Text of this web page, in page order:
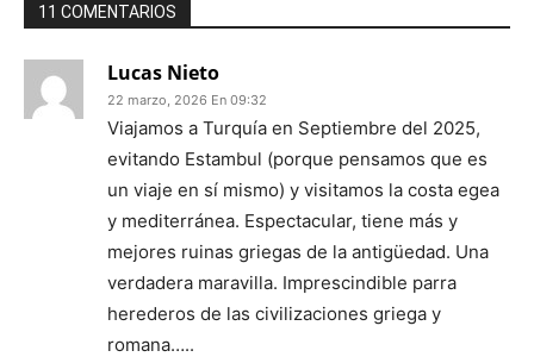
11 COMENTARIOS
Lucas Nieto
22 marzo, 2026 En 09:32
Viajamos a Turquía en Septiembre del 2025,
evitando Estambul (porque pensamos que es
un viaje en sí mismo) y visitamos la costa egea
y mediterránea. Espectacular, tiene más y
mejores ruinas griegas de la antigüedad. Una
verdadera maravilla. Imprescindible parra
herederos de las civilizaciones griega y
romana…..